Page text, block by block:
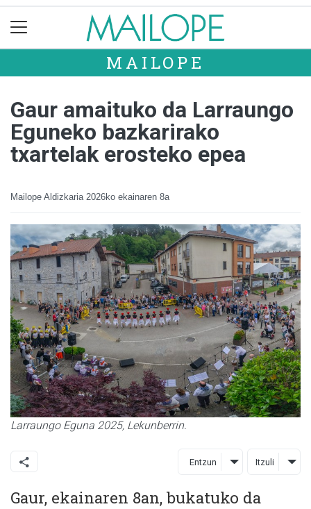
MAILOPE
Gaur amaituko da Larraungo
Eguneko bazkarirako
txartelak erosteko epea
Mailope Aldizkaria 2026ko ekainaren 8a
Larraungo Eguna 2025, Lekunberrin.
Entzun Itzuli
Gaur, ekainaren 8an, bukatuko da